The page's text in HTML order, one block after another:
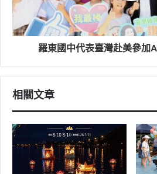
羅東國中代表臺灣赴美參加
相關文章